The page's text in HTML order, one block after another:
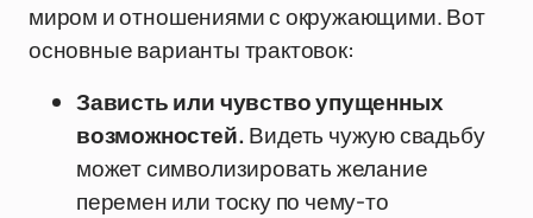
миром и отношениями с окружающими. Вот
основные варианты трактовок:
Зависть или чувство упущенных
возможностей. Видеть чужую свадьбу
может символизировать желание
перемен или тоску по чему-то